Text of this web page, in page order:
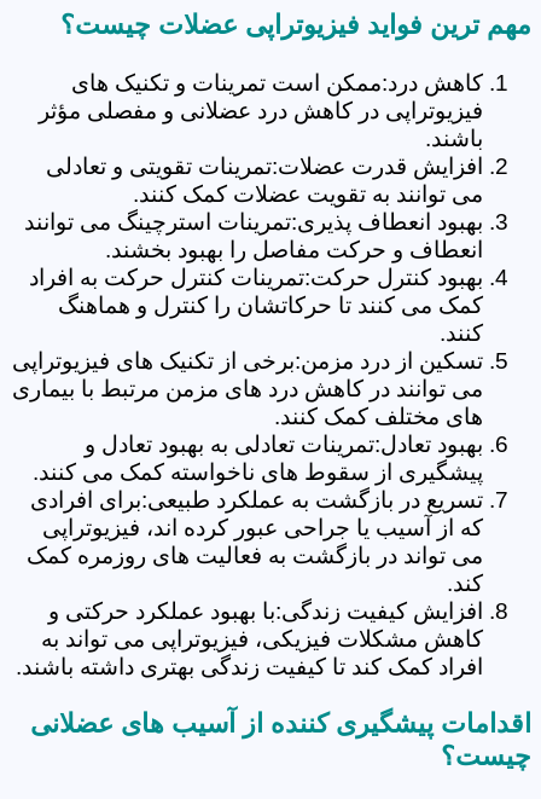
مهم ترین فواید فیزیوتراپی عضلات چیست؟
کاهش درد:ممکن است تمرینات و تکنیک های
فیزیوتراپی در کاهش درد عضلانی و مفصلی مؤثر
باشند.
افزایش قدرت عضلات:تمرینات تقویتی و تعادلی
می توانند به تقویت عضلات کمک کنند.
بهبود انعطاف پذیری:تمرینات استرچینگ می توانند
انعطاف و حرکت مفاصل را بهبود بخشند.
بهبود کنترل حرکت:تمرینات کنترل حرکت به افراد
کمک می کنند تا حرکاتشان را کنترل و هماهنگ
کنند.
تسکین از درد مزمن:برخی از تکنیک های فیزیوتراپی
می توانند در کاهش درد های مزمن مرتبط با بیماری
های مختلف کمک کنند.
بهبود تعادل:تمرینات تعادلی به بهبود تعادل و
پیشگیری از سقوط های ناخواسته کمک می کنند.
تسریع در بازگشت به عملکرد طبیعی:برای افرادی
که از آسیب یا جراحی عبور کرده اند، فیزیوتراپی
می تواند در بازگشت به فعالیت های روزمره کمک
کند.
افزایش کیفیت زندگی:با بهبود عملکرد حرکتی و
کاهش مشکلات فیزیکی، فیزیوتراپی می تواند به
افراد کمک کند تا کیفیت زندگی بهتری داشته باشند.
اقدامات پیشگیری کننده از آسیب های عضلانی
چیست؟